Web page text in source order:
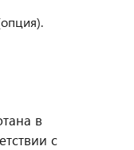
в
с